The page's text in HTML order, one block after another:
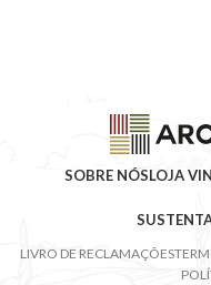
SOBRE NÓSLOJA
LIVRO DE RECLAMAÇÕES